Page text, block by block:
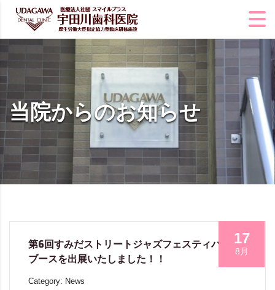
当院からのお知らせ
17
8月
第6回すみだストリートジャズフェスティバルに
ブースを出展いたしました！！
Category: News